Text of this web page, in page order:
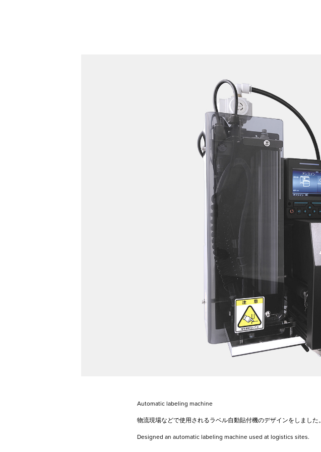
Automatic labeling machine
物流現場などで使用されるラベル自動貼付機のデザインをしました。
Designed an automatic labeling machine used at logistics sites.